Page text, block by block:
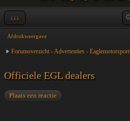
↓↓↓
Afdrukweergave
Forumoverzicht ‹ Advertenties ‹ Eaglemotorsport
Officiele EGL dealers
Plaats een reactie